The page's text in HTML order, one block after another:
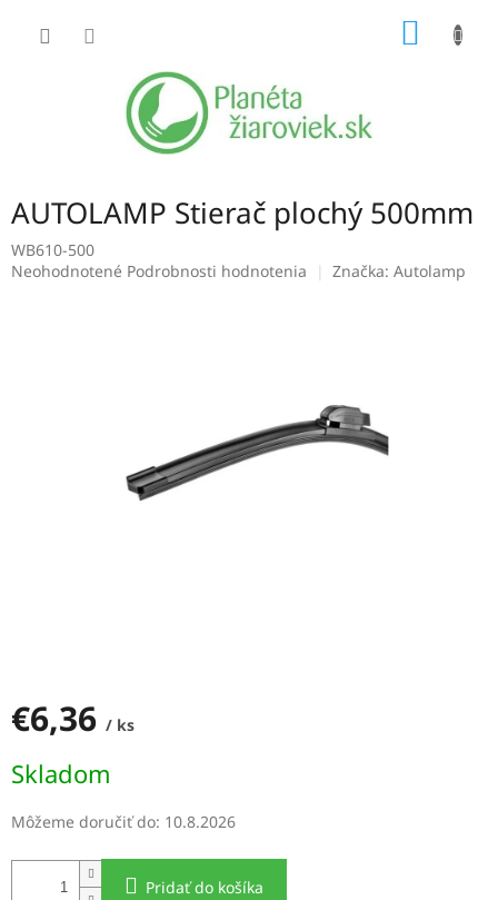
AUTOLAMP Stierač plochý 500mm
WB610-500
Priemerné
Neohodnotené Podrobnosti hodnotenia Značka: Autolamp
€6,36 / ks
cena:
Skladom
Môžeme doručiť do: 10.8.2026
Pridať do košíka